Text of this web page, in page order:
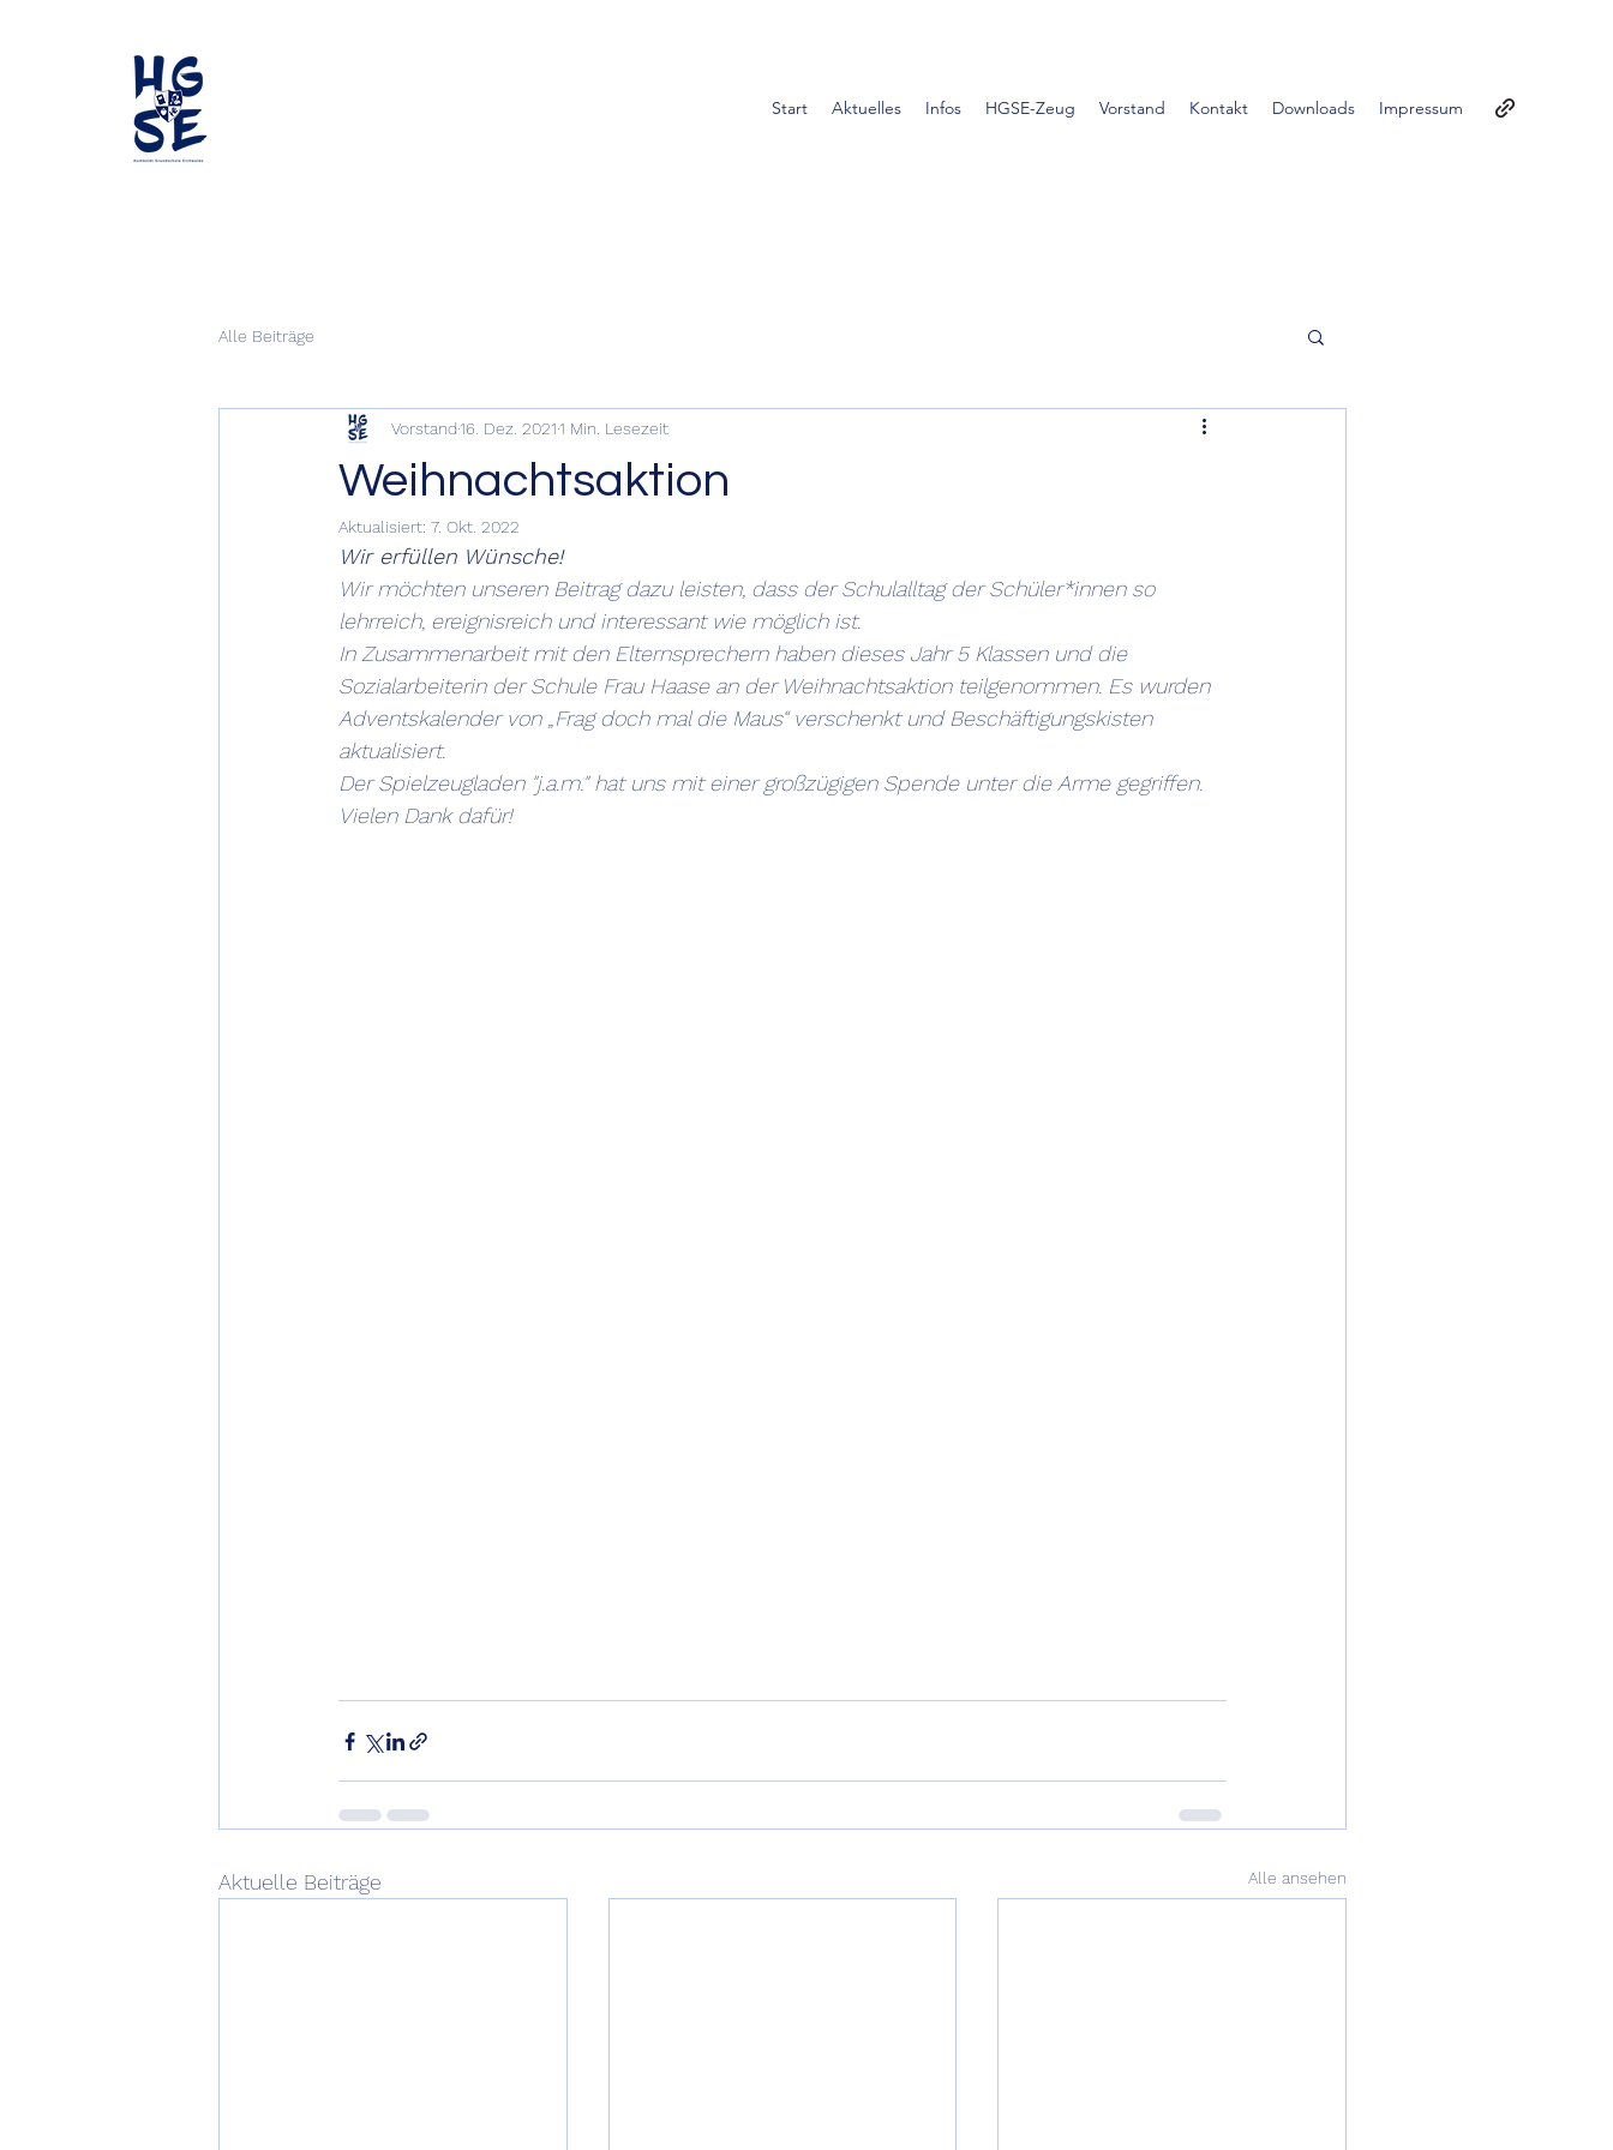
Start Aktuelles Infos HGSE-Zeug Vorstand Kontakt Downloads Impressum
Alle Beiträge
Weihnachtsaktion
Vorstand16. Dez. 20211 Min. Lesezeit
Aktualisiert: 7. Okt. 2022
Wir erfüllen Wünsche!
Wir möchten unseren Beitrag dazu leisten, dass der Schulalltag der Schüler*innen so
lehrreich, ereignisreich und interessant wie möglich ist.
In Zusammenarbeit mit den Elternsprechern haben dieses Jahr 5 Klassen und die
Sozialarbeiterin der Schule Frau Haase an der Weihnachtsaktion teilgenommen. Es wurden
Adventskalender von „Frag doch mal die Maus“ verschenkt und Beschäftigungskisten
aktualisiert.
Der Spielzeugladen "j.a.m." hat uns mit einer großzügigen Spende unter die Arme gegriffen.
Vielen Dank dafür!
Aktuelle Beiträge Alle ansehen